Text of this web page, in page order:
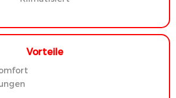
Vorteile